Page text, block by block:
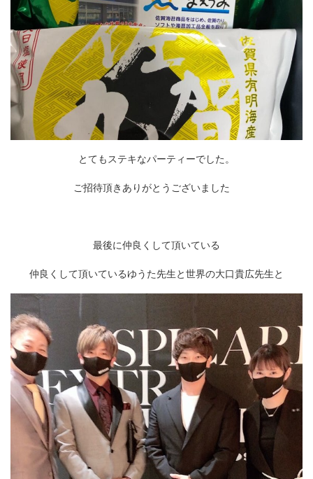
とてもステキなパーティーでした。
ご招待頂きありがとうございました
最後に仲良くして頂いている
仲良くして頂いているゆうた先生と世界の大口貴広先生と